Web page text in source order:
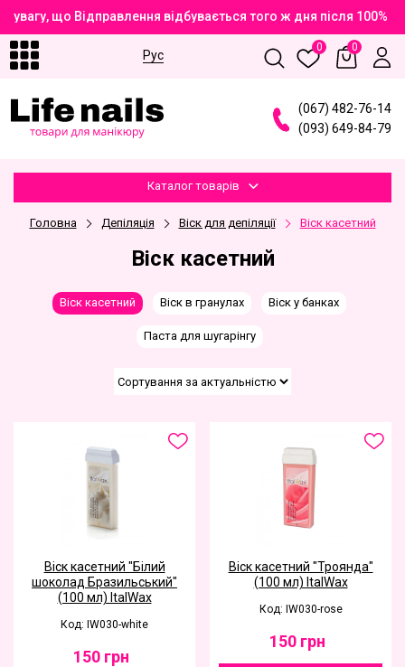
що Відправлення відбувається того ж дня після
Рус
0 0
(067) 482-76-14
(093) 649-84-79
Каталог товарів
Головна Депіляція Віск для депіляції Віск касетний
Віск касетний
Віск касетний Віск в гранулах Віск у банках
Паста для шугарінгу
Віск касетний "Білий
шоколад Бразильський"
(100 мл) ItalWax
Код: IW030-white
150 грн
Віск касетний "Троянда"
(100 мл) ItalWax
Код: IW030-rose
150 грн